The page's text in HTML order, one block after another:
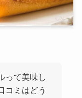
って美味し
コミはどう